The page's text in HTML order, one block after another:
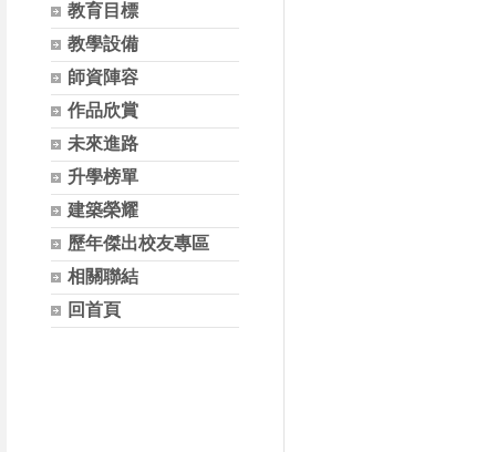
教育目標
教學設備
師資陣容
作品欣賞
未來進路
升學榜單
建築榮耀
歷年傑出校友專區
相關聯結
回首頁